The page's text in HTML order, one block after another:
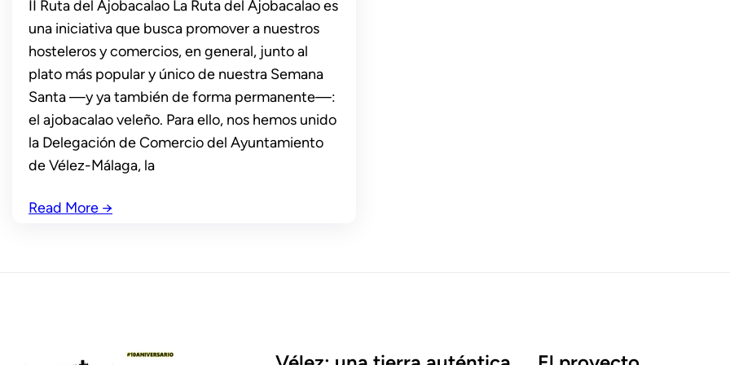
II Ruta del Ajobacalao La Ruta del Ajobacalao es
una iniciativa que busca promover a nuestros
hosteleros y comercios, en general, junto al
plato más popular y único de nuestra Semana
Santa —y ya también de forma permanente—:
el ajobacalao veleño. Para ello, nos hemos unido
la Delegación de Comercio del Ayuntamiento
de Vélez-Málaga, la
Read More →